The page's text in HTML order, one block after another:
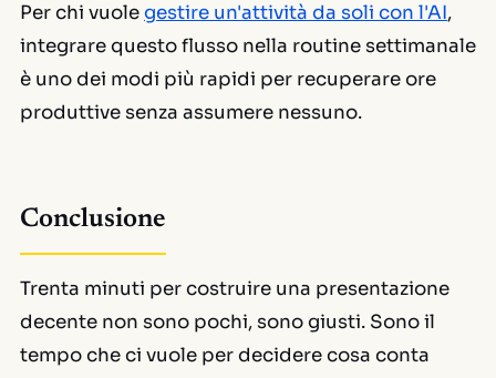
Per chi vuolegestire un'attività da soli con l'AI,
integrare questo flusso nella routine settimanale
è uno dei modi più rapidi per recuperare ore
produttive senza assumere nessuno.
Conclusione
Trenta minuti per costruire una presentazione
decente non sono pochi, sono giusti. Sono il
tempo che ci vuole per decidere cosa conta